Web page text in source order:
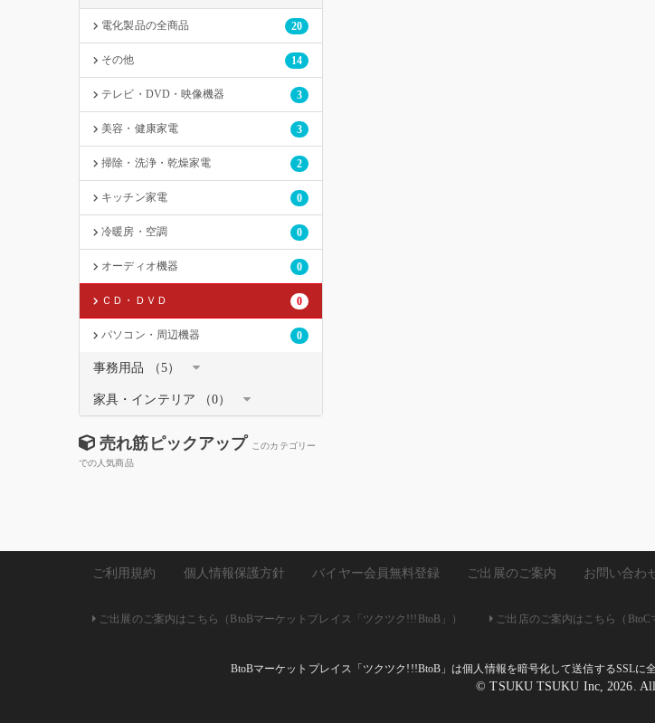
電化製品の全商品 20
その他 14
テレビ・DVD・映像機器 3
美容・健康家電 3
掃除・洗浄・乾燥家電 2
キッチン家電 0
冷暖房・空調 0
オーディオ機器 0
ＣＤ・ＤＶＤ 0
パソコン・周辺機器 0
事務用品 （5）
家具・インテリア （0）
売れ筋ピックアップ このカテゴリー
での人気商品
ご利用規約 個人情報保護方針 バイヤー会員無料登録 ご出展のご案内 お問い合わ
ご出展のご案内はこちら（BtoBマーケットプレイス「ツクツク!!!BtoB」） ご出店のご案内はこちら（
BtoBマーケットプレイス「ツクツク!!!BtoB」は個人情報を暗号化して送信するSSLに
© TSUKU TSUKU Inc, 2026. All